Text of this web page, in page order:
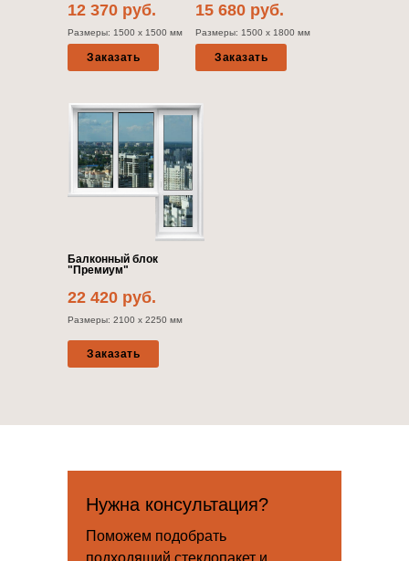
12 370 руб.
Размеры: 1500 х 1500 мм
Заказать
15 680 руб.
Размеры: 1500 х 1800 мм
Заказать
Балконный блок
"Премиум"
22 420 руб.
Размеры: 2100 х 2250 мм
Заказать
Нужна консультация?
Поможем подобрать
подходящий стеклопакет и